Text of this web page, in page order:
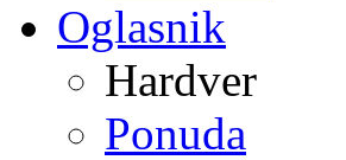
Oglasnik
Hardver
Ponuda